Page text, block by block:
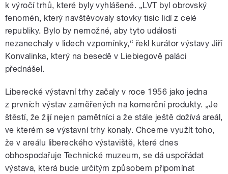
k výročí trhů, které byly vyhlášené. „LVT byl obrovský
fenomén, který navštěvovaly stovky tisíc lidí z celé
republiky. Bylo by nemožné, aby tyto události
nezanechaly v lidech vzpomínky,“ řekl kurátor výstavy Jiří
Konvalinka, který na besedě v Liebiegově paláci
přednášel.
Liberecké výstavní trhy začaly v roce 1956 jako jedna
z prvních výstav zaměřených na komerční produkty. „Je
štěstí, že žijí nejen pamětníci a že stále ještě dožívá areál,
ve kterém se výstavní trhy konaly. Chceme využít toho,
že v areálu libereckého výstaviště, které dnes
obhospodařuje Technické muzeum, se dá uspořádat
výstava, která bude určitým způsobem připomínat